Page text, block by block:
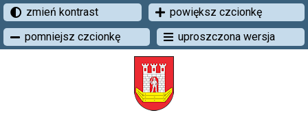
zmień kontrast
powiększ czcionkę
pomniejsz czcionkę
uproszczona wersja